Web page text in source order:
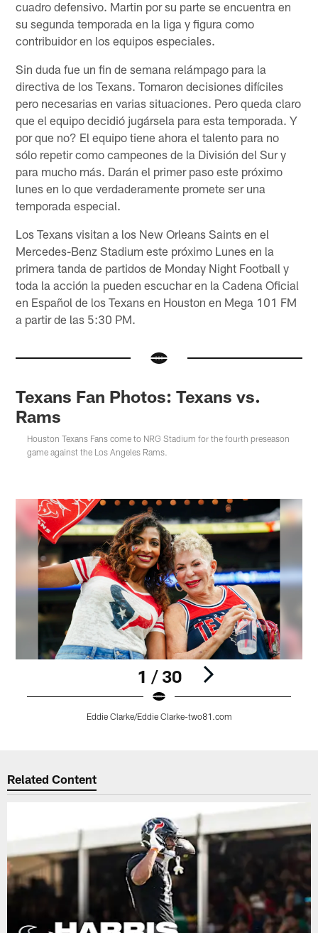
cuadro defensivo. Martin por su parte se encuentra en
su segunda temporada en la liga y figura como
contribuidor en los equipos especiales.
Sin duda fue un fin de semana relámpago para la
directiva de los Texans. Tomaron decisiones difíciles
pero necesarias en varias situaciones. Pero queda claro
que el equipo decidió jugársela para esta temporada. Y
por que no? El equipo tiene ahora el talento para no
sólo repetir como campeones de la División del Sur y
para mucho más. Darán el primer paso este próximo
lunes en lo que verdaderamente promete ser una
temporada especial.
Los Texans visitan a los New Orleans Saints en el
Mercedes-Benz Stadium este próximo Lunes en la
primera tanda de partidos de Monday Night Football y
toda la acción la pueden escuchar en la Cadena Oficial
en Español de los Texans en Houston en Mega 101 FM
a partir de las 5:30 PM.
Texans Fan Photos: Texans vs.
Rams
Houston Texans Fans come to NRG Stadium for the fourth preseason
game against the Los Angeles Rams.
1 / 30
Eddie Clarke/Eddie Clarke-two81.com
Related Content